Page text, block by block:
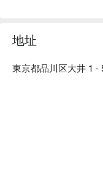
間。在匠人精心設計
客、帶您品味日常之
益子燒，與餐廳裝潢
地址
東京都品川区大井 1 -